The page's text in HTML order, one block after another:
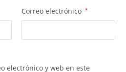
Correo electrónico *
electrónico y web en este